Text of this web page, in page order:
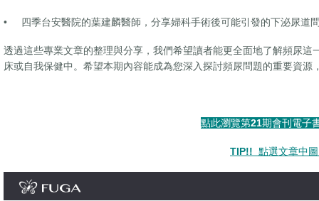
• 四季台安醫院的葉建麟醫師，分享婦科手術後可能引發的下泌尿道
透過這些專業文章的整理與分享，我們希望讀者能更全面地了解頻尿
床或自我保健中。希望本期內容能成為您深入探討頻尿問題的重要資
點此瀏覽第21期會刊電子
TIP!! 點選文章中